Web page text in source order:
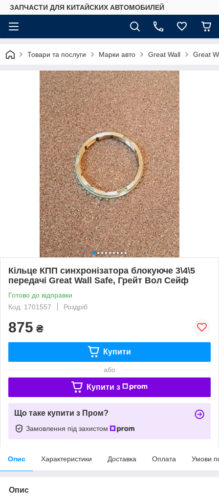
ЗАПЧАСТИ ДЛЯ КИТАЙСКИХ АВТОМОБИЛЕЙ
Товари та послуги Марки авто Great Wall Great
Кільце КПП синхронізатора блокуюче 3\4\5
передачі Great Wall Safe, Грейт Вол Сейф
Готово до відправки
Код: 1701557
Роздріб
875 ₴
Купити
або
Купити з
Що таке купити з Пром?
Замовлення під захистом
Опис Характеристики Доставка Оплата Умови
Опис